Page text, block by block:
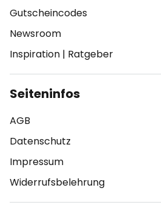
Gutscheincodes
Newsroom
Inspiration | Ratgeber
Seiteninfos
AGB
Datenschutz
Impressum
Widerrufsbelehrung